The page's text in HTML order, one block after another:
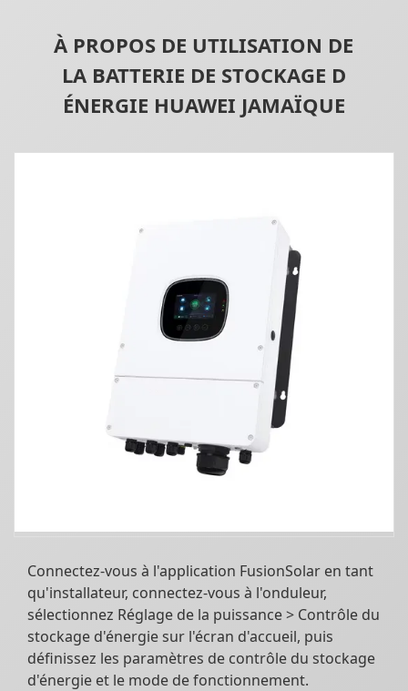
À PROPOS DE UTILISATION DE
LA BATTERIE DE STOCKAGE D
ÉNERGIE HUAWEI JAMAÏQUE
Connectez-vous à l'application FusionSolar en tant
qu'installateur, connectez-vous à l'onduleur,
sélectionnez Réglage de la puissance > Contrôle du
stockage d'énergie sur l'écran d'accueil, puis
définissez les paramètres de contrôle du stockage
d'énergie et le mode de fonctionnement.